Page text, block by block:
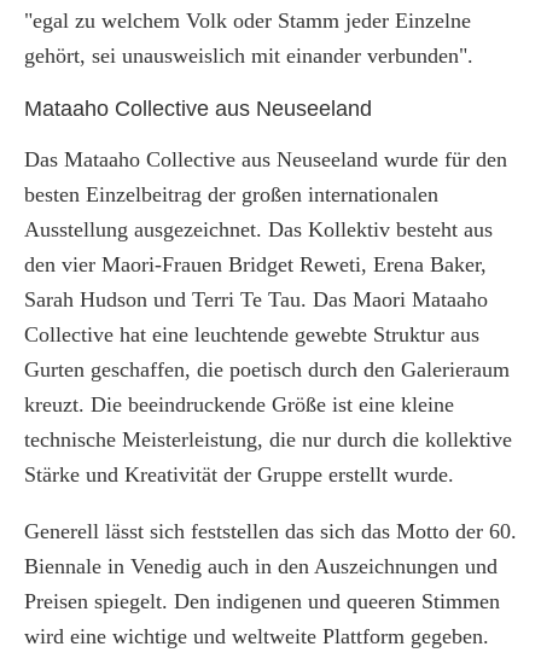
"egal zu welchem Volk oder Stamm jeder Einzelne
gehört, sei unausweislich mit einander verbunden".
Mataaho Collective aus Neuseeland
Das Mataaho Collective aus Neuseeland wurde für den
besten Einzelbeitrag der großen internationalen
Ausstellung ausgezeichnet. Das Kollektiv besteht aus
den vier Maori-Frauen Bridget Reweti, Erena Baker,
Sarah Hudson und Terri Te Tau. Das Maori Mataaho
Collective hat eine leuchtende gewebte Struktur aus
Gurten geschaffen, die poetisch durch den Galerieraum
kreuzt. Die beeindruckende Größe ist eine kleine
technische Meisterleistung, die nur durch die kollektive
Stärke und Kreativität der Gruppe erstellt wurde.
Generell lässt sich feststellen das sich das Motto der 60.
Biennale in Venedig auch in den Auszeichnungen und
Preisen spiegelt. Den indigenen und queeren Stimmen
wird eine wichtige und weltweite Plattform gegeben.